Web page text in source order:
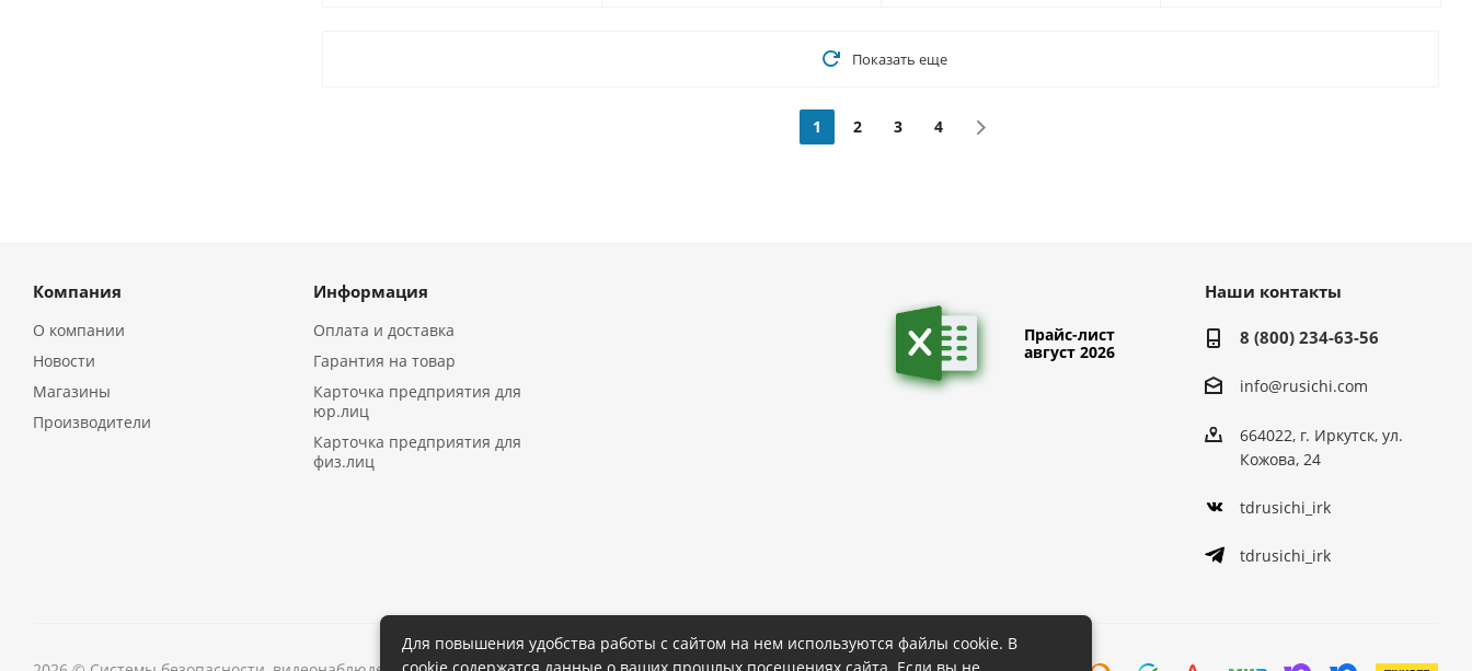
Показать еще
1 2 3 4
Компания
О компании
Новости
Магазины
Производители
Информация
Оплата и доставка
Гарантия на товар
Карточка предприятия для
юр.лиц
Карточка предприятия для
физ.лиц
Прайс-лист
август 2026
Наши контакты
8 (800) 234-63-56
info@rusichi.com
664022, г. Иркутск, ул.
Кожова, 24
tdrusichi_irk
tdrusichi_irk
Для повышения удобства работы с сайтом на нем используются файлы cookie. В